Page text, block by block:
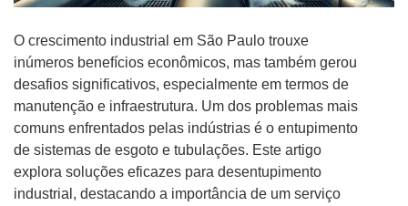
O crescimento industrial em São Paulo trouxe
inúmeros benefícios econômicos, mas também gerou
desafios significativos, especialmente em termos de
manutenção e infraestrutura. Um dos problemas mais
comuns enfrentados pelas indústrias é o entupimento
de sistemas de esgoto e tubulações. Este artigo
explora soluções eficazes para desentupimento
industrial, destacando a importância de um serviço